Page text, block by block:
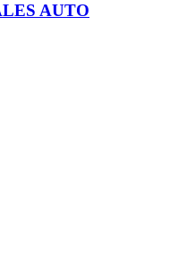
AUTO